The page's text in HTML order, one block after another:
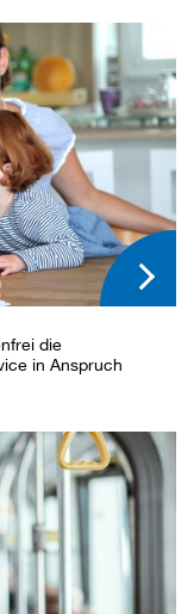
die
in Anspruch